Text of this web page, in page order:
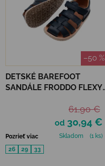
–50 %
DETSKÉ BAREFOOT
SANDÁLE FRODDO FLEXY
od 30,94 €
61,90 €
Pozrieť viac Skladom
(1 ks)
26
29 33